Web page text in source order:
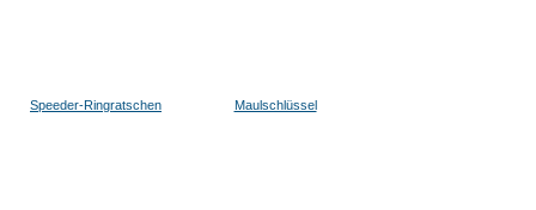
Speeder-Ringratschen Maulschlüssel